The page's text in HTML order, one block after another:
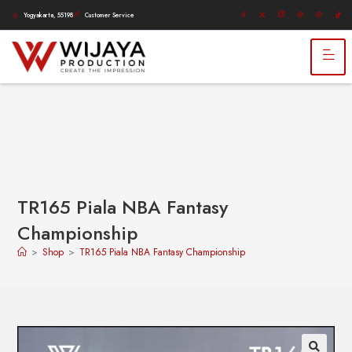
Yogyakarta, 55198 Customer Service
TR165 Piala NBA Fantasy
Championship
> Shop > TR165 Piala NBA Fantasy Championship